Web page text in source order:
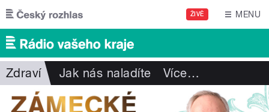
Přejít k hlavnímu obsahu
ŽIVĚ MENU
Zdraví Jak nás naladíte Více…